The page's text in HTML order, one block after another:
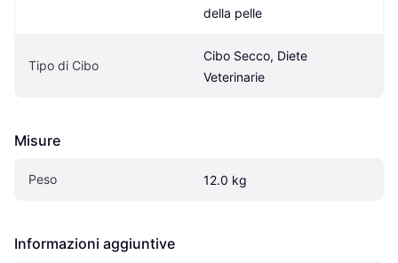
della pelle
Tipo di Cibo
Cibo Secco, Diete
Veterinarie
Misure
Peso 12.0 kg
Informazioni aggiuntive